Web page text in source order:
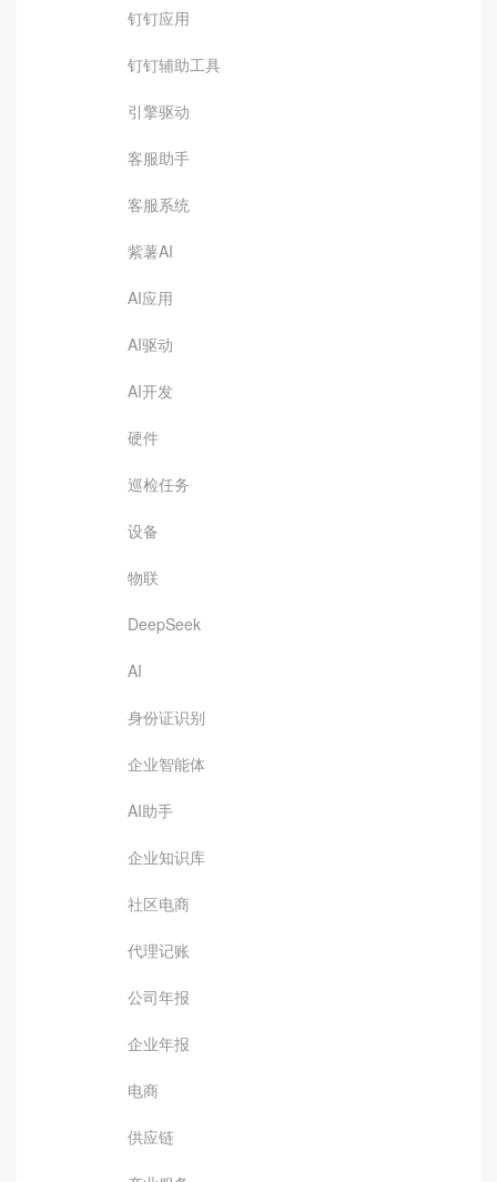
钉钉应用
钉钉辅助工具
引擎驱动
客服助手
客服系统
紫薯AI
AI应用
AI驱动
AI开发
硬件
巡检任务
设备
物联
DeepSeek
AI
身份证识别
企业智能体
AI助手
企业知识库
社区电商
代理记账
公司年报
企业年报
电商
供应链